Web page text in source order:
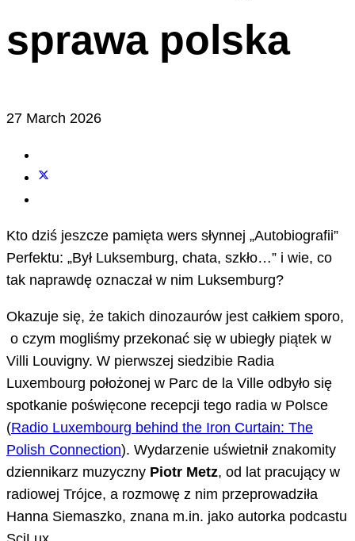
sprawa polska
27 March 2026
Kto dziś jeszcze pamięta wers słynnej „Autobiografii”
Perfektu: „Był Luksemburg, chata, szkło…” i wie, co
tak naprawdę oznaczał w nim Luksemburg?
Okazuje się, że takich dinozaurów jest całkiem sporo,
o czym mogliśmy przekonać się w ubiegły piątek w
Villi Louvigny. W pierwszej siedzibie Radia
Luxembourg położonej w Parc de la Ville odbyło się
spotkanie poświęcone recepcji tego radia w Polsce
(Radio Luxembourg behind the Iron Curtain: The
Polish Connection). Wydarzenie uświetnił znakomity
dziennikarz muzyczny Piotr Metz, od lat pracujący w
radiowej Trójce, a rozmowę z nim przeprowadziła
Hanna Siemaszko, znana m.in. jako autorka podcastu